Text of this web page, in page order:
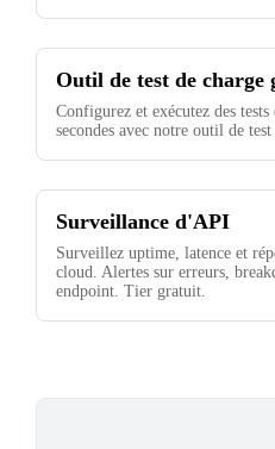
Outil de test de charge
Configurez et exécutez des
secondes avec notre outil de
Surveillance d'API
Surveillez uptime, latence et
cloud. Alertes sur erreurs,
endpoint. Tier gratuit.